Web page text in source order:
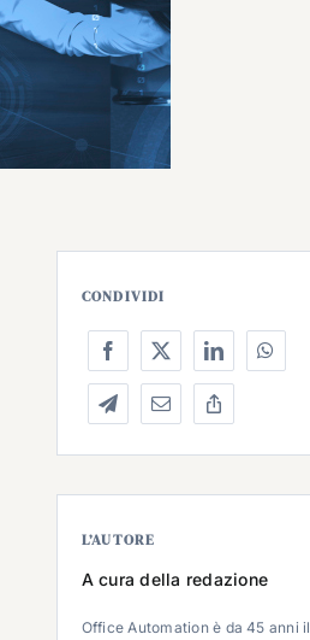
CONDIVIDI
L’AUTORE
A cura della redazione
Office Automation è da 45 anni il